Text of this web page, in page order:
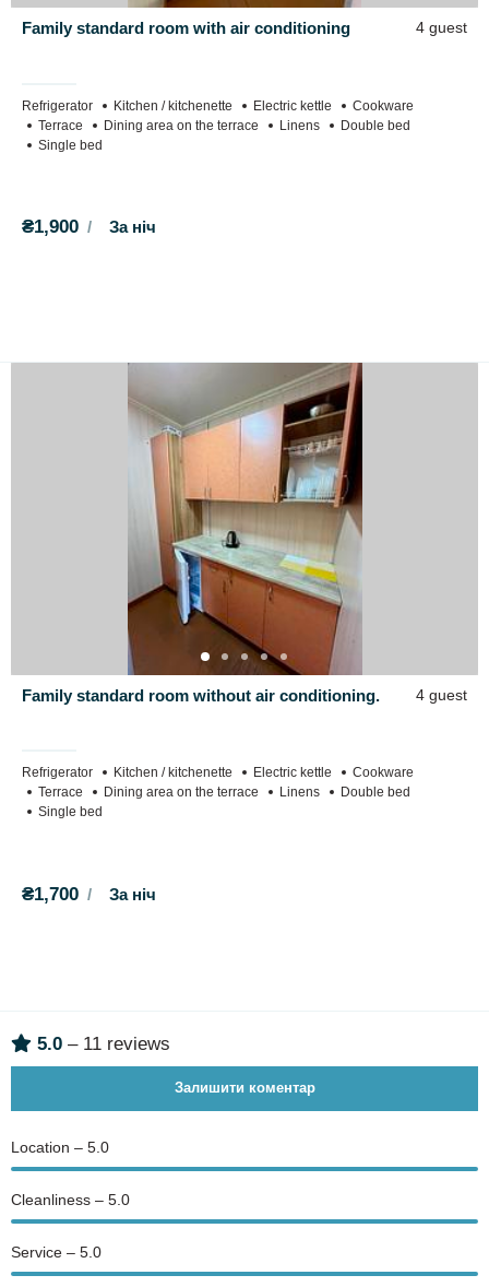
Family standard room with air conditioning 4 guest
Refrigerator Kitchen / kitchenette Electric kettle
Cookware
Terrace
Dining area on the terrace Linens
Double bed
Single bed
₴1,900 За ніч
Family standard room without air conditioning. 4 guest
Refrigerator Kitchen / kitchenette Electric kettle
Cookware
Terrace
Dining area on the terrace Linens
Double bed
Single bed
₴1,700 За ніч
5.0 – 11 reviews
Залишити коментар
Location – 5.0
Сleanliness – 5.0
Service – 5.0